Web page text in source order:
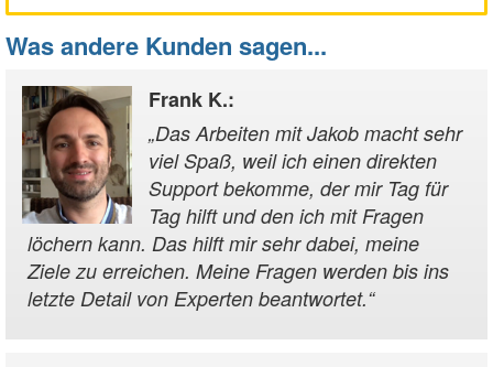
Was andere Kunden sagen...
Frank K.:
„Das Arbeiten mit Jakob macht sehr
viel Spaß, weil ich einen direkten
Support bekomme, der mir Tag für
Tag hilft und den ich mit Fragen
löchern kann. Das hilft mir sehr dabei, meine
Ziele zu erreichen. Meine Fragen werden bis ins
letzte Detail von Experten beantwortet.“